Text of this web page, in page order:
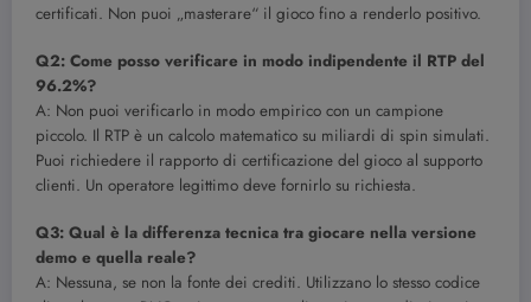
certificati. Non puoi „masterare“ il gioco fino a renderlo positivo.
Q2: Come posso verificare in modo indipendente il RTP del
96.2%?
A: Non puoi verificarlo in modo empirico con un campione
piccolo. Il RTP è un calcolo matematico su miliardi di spin simulati.
Puoi richiedere il rapporto di certificazione del gioco al supporto
clienti. Un operatore legittimo deve fornirlo su richiesta.
Q3: Qual è la differenza tecnica tra giocare nella versione
demo e quella reale?
A: Nessuna, se non la fonte dei crediti. Utilizzano lo stesso codice